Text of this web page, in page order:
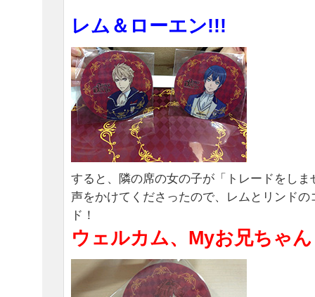
レム＆ローエン!!!
すると、隣の席の女の子が「トレードをしま
声をかけてくださったので、レムとリンドの
ド！
ウェルカム、Myお兄ちゃ